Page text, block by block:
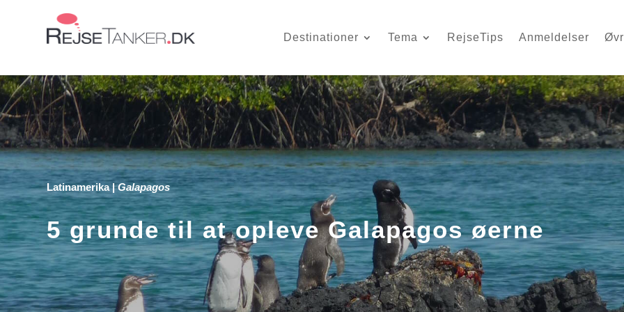
Destinationer Tema RejseTips Anmeldelser
Latinamerika|Galapagos
5 grunde til at opleve Galapagos øerne